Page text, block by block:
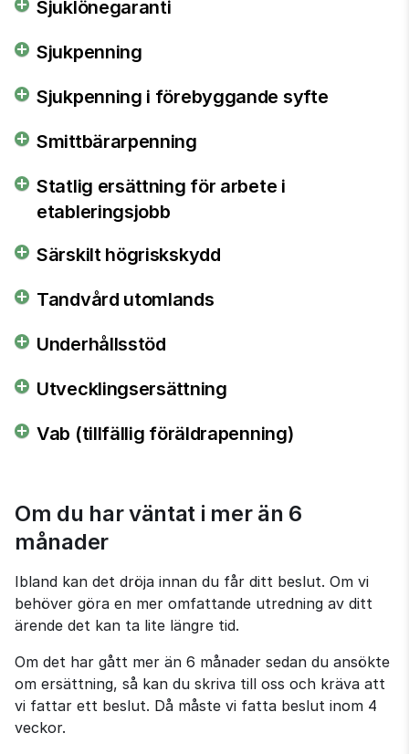
Sjuklönegaranti
Sjukpenning
Sjukpenning i förebyggande syfte
Smittbärarpenning
Statlig ersättning för arbete i
etableringsjobb
Särskilt högriskskydd
Tandvård utomlands
Underhållsstöd
Utvecklingsersättning
Vab (tillfällig föräldrapenning)
Om du har väntat i mer än 6
månader
Ibland kan det dröja innan du får ditt beslut. Om vi
behöver göra en mer omfattande utredning av ditt
ärende det kan ta lite längre tid.
Om det har gått mer än 6 månader sedan du ansökte
om ersättning, så kan du skriva till oss och kräva att
vi fattar ett beslut. Då måste vi fatta beslut inom 4
veckor.